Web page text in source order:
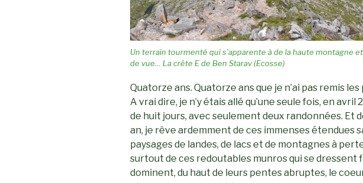
Un terrain tourmenté qui s’apparente à de la haute montagne
de vue… La crête E de Ben Starav (Ecosse)
Quatorze ans. Quatorze ans que je n’ai pas remis les
A vrai dire, je n’y étais allé qu’une seule fois, en avril
de huit jours, avec seulement deux randonnées. Et
an, je rêve ardemment de ces immenses étendues
paysages de landes, de lacs et de montagnes à
surtout de ces redoutables munros qui se dressent
dominent, du haut de leurs pentes abruptes, le